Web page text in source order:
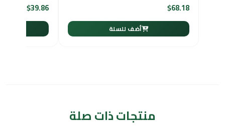
$68.18
أضف للسلة
$39.86
منتجات ذات صلة